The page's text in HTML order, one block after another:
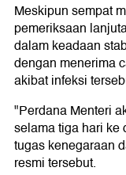
Meskipun sempat
pemeriksaan
dalam keadaan
dengan menerima
akibat infeksi
"Perdana Menteri
selama tiga hari ke
tugas kenegaraan
resmi tersebut.